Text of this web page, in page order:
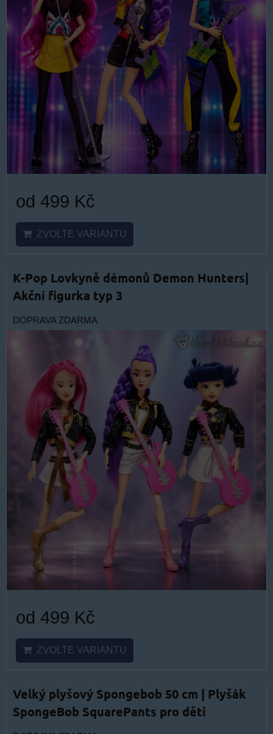
od 499 Kč
ZVOLTE VARIANTU
K-Pop Lovkyně démonů Demon Hunters|
Akční figurka typ 3
DOPRAVA ZDARMA
od 499 Kč
ZVOLTE VARIANTU
Velký plyšový Spongebob 50 cm | Plyšák
SpongeBob SquarePants pro děti